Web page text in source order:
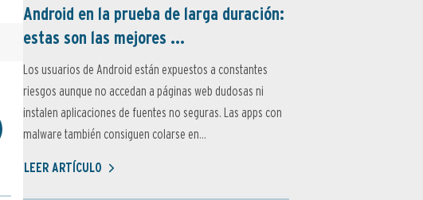
Android en la prueba de larga duración:
estas son las mejores ...
Los usuarios de Android están expuestos a constantes
riesgos aunque no accedan a páginas web dudosas ni
instalen aplicaciones de fuentes no seguras. Las apps con
malware también consiguen colarse en...
LEER ARTÍCULO